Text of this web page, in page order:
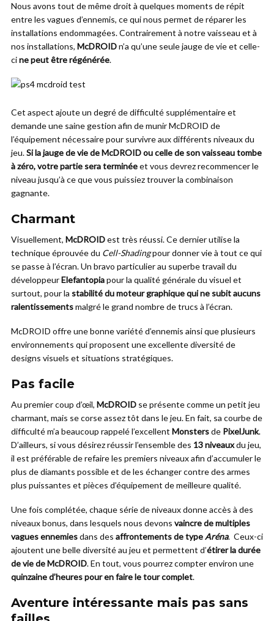
Nous avons tout de même droit à quelques moments de répit
entre les vagues d’ennemis, ce qui nous permet de réparer les
installations endommagées. Contrairement à notre vaisseau et à
nos installations, McDROIDn’a qu’une seule jauge de vie et celle-
cine peut être régénérée.
Cet aspect ajoute un degré de difficulté supplémentaire et
demande une saine gestion afin de munir McDROID de
l’équipement nécessaire pour survivre aux différents niveaux du
jeu.Si la jauge de vie de McDROID ou celle de son vaisseau tombe
à zéro, votre partie sera terminéeet vous devrez recommencer le
niveau jusqu’à ce que vous puissiez trouver la combinaison
gagnante.
Charmant
Visuellement, McDROIDest très réussi. Ce dernier utilise la
technique éprouvée du Cell-Shadingpour donner vie à tout ce qui
se passe à l’écran. Un bravo particulier au superbe travail du
développeurElefantopiapour la qualité générale du visuel et
surtout, pour la stabilité du moteur graphique qui ne subit aucuns
ralentissementsmalgré le grand nombre de trucs à l’écran.
McDROID offre une bonne variété d’ennemis ainsi que plusieurs
environnements qui proposent une excellente diversité de
designs visuels et situations stratégiques.
Pas facile
Au premier coup d’œil, McDROID se présente comme un petit jeu
charmant, mais se corse assez tôt dans le jeu. En fait, sa courbe de
difficulté m’a beaucoup rappelé l’excellent Monstersde PixelJunk.
D’ailleurs, si vous désirez réussir l’ensemble des 13 niveauxdu jeu,
il est préférable de refaire les premiers niveaux afin d’accumuler le
plus de diamants possible et de les échanger contre des armes
plus puissantes et pièces d’équipement de meilleure qualité.
Une fois complétée, chaque série de niveaux donne accès à des
niveaux bonus, dans lesquels nous devons vaincre de multiples
vagues ennemiesdans des affrontements de typeAréna. Ceux-ci
ajoutent une belle diversité au jeu et permettent d’étirer la durée
de vie de McDROID. En tout, vous pourrez compter environ une
quinzaine d’heures pour en faire le tour complet.
Aventure intéressante mais pas sans